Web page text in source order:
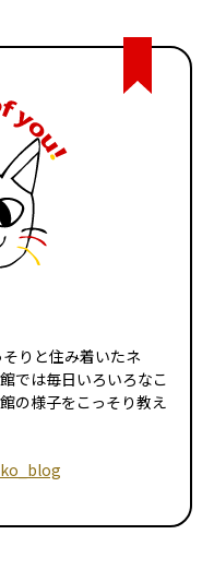
りと住み着いたネ
では毎日いろいろなこ
の様子をこっそり教え